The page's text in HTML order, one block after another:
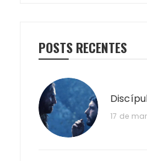
POSTS RECENTES
17 de